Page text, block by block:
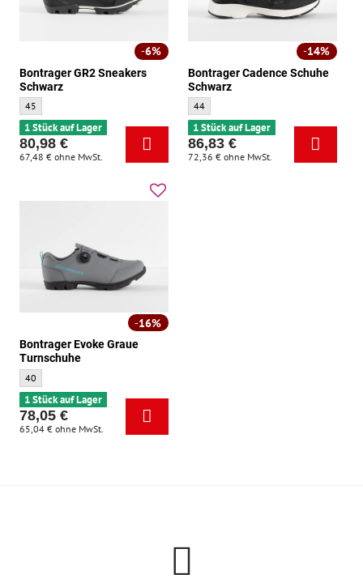
6%
Bontrager GR2 Sneakers
Schwarz
Bontrager GR2 Sneakers Schwarz - Größe:
45
1 Stück auf Lager
80,98 €
67,48 € ohne MwSt.
14%
Bontrager Cadence Schuhe
Schwarz
Bontrager Cadence Schuhe Schwarz -
44
1 Stück auf Lager
86,83 €
72,36 € ohne MwSt.
16%
Bontrager Evoke Graue
Turnschuhe
Bontrager Evoke Graue Turnschuhe - Größe:
40
1 Stück auf Lager
78,05 €
65,04 € ohne MwSt.